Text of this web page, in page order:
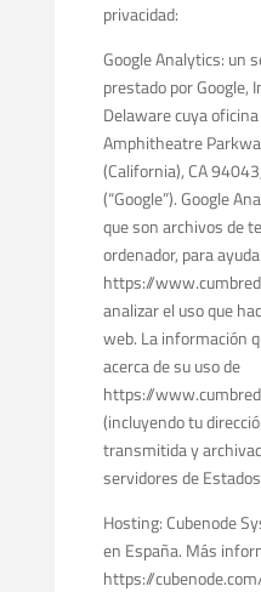
privacidad:
Google Analytics: un
prestado por Google,
Delaware cuya
Amphitheatre
(California), CA
(“Google”). Google
que son archivos de
ordenador, para
https://
analizar el uso que
web. La información
acerca de su uso de
https://
(incluyendo tu
transmitida y
servidores de
Hosting: Cubenode
en España. Más
https://